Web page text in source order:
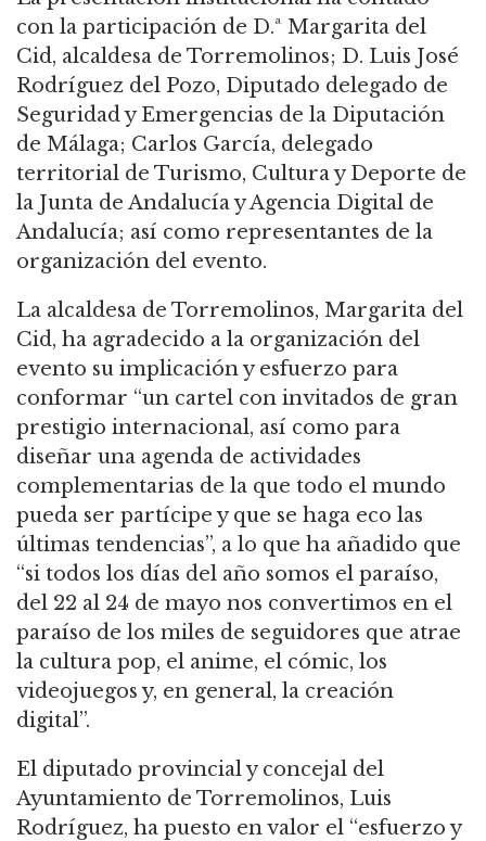
con la participación de D.ª Margarita del
Cid, alcaldesa de Torremolinos; D. Luis José
Rodríguez del Pozo, Diputado delegado de
Seguridad y Emergencias de la Diputación
de Málaga; Carlos García, delegado
territorial de Turismo, Cultura y Deporte de
la Junta de Andalucía y Agencia Digital de
Andalucía; así como representantes de la
organización del evento.
La alcaldesa de Torremolinos, Margarita del
Cid, ha agradecido a la organización del
evento su implicación y esfuerzo para
conformar “un cartel con invitados de gran
prestigio internacional, así como para
diseñar una agenda de actividades
complementarias de la que todo el mundo
pueda ser partícipe y que se haga eco las
últimas tendencias”, a lo que ha añadido que
“si todos los días del año somos el paraíso,
del 22 al 24 de mayo nos convertimos en el
paraíso de los miles de seguidores que atrae
la cultura pop, el anime, el cómic, los
videojuegos y, en general, la creación
digital”.
El diputado provincial y concejal del
Ayuntamiento de Torremolinos, Luis
Rodríguez, ha puesto en valor el “esfuerzo y